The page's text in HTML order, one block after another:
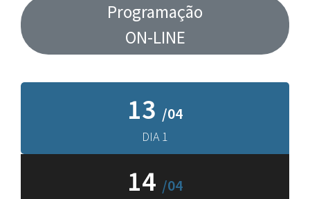
Programação
ON-LINE
13 /04
DIA 1
14 /04